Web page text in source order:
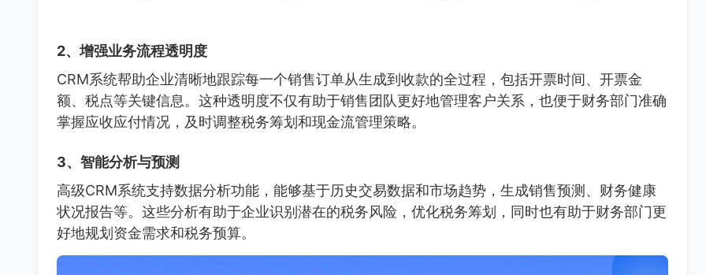
2、增强业务流程透明度
CRM系统帮助企业清晰地跟踪每一个销售订单从生成到收款的全过程，包括开票时间、开票金
额、税点等关键信息。这种透明度不仅有助于销售团队更好地管理客户关系，也便于财务部门准确
掌握应收应付情况，及时调整税务筹划和现金流管理策略。
3、智能分析与预测
高级CRM系统支持数据分析功能，能够基于历史交易数据和市场趋势，生成销售预测、财务健康
状况报告等。这些分析有助于企业识别潜在的税务风险，优化税务筹划，同时也有助于财务部门更
好地规划资金需求和税务预算。